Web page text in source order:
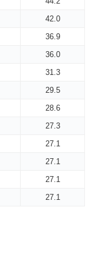
42.0
36.9
36.0
31.3
29.5
28.6
27.3
27.1
27.1
27.1
27.1